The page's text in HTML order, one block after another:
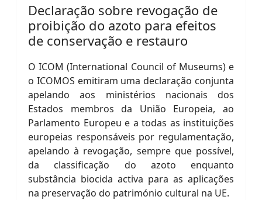
Declaração sobre revogação de
proibição do azoto para efeitos
de conservação e restauro
O ICOM (International Council of Museums) e
o ICOMOS emitiram uma declaração conjunta
apelando aos ministérios nacionais dos
Estados membros da União Europeia, ao
Parlamento Europeu e a todas as instituições
europeias responsáveis por regulamentação,
apelando à revogação, sempre que possível,
da classificação do azoto enquanto
substância biocida activa para as aplicações
na preservação do património cultural na UE.